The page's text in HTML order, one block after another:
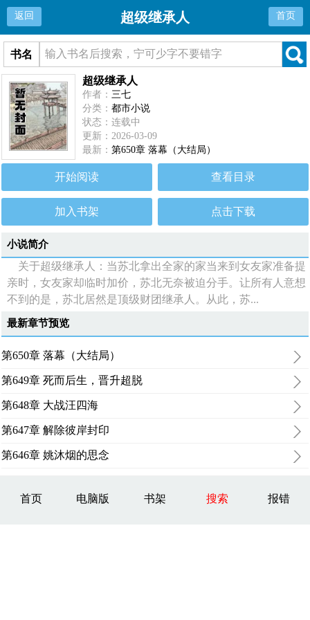
返回 超级继承人 首页
书名
超级继承人
作者：三七
分类：都市小说
状态：连载中
更新：2026-03-09
最新：第650章 落幕（大结局）
开始阅读 查看目录
加入书架 点击下载
小说简介
关于超级继承人：当苏北拿出全家的家当来到女友家准备提
亲时，女友家却临时加价，苏北无奈被迫分手。让所有人意想
不到的是，苏北居然是顶级财团继承人。从此，苏...
最新章节预览
第650章 落幕（大结局）
第649章 死而后生，晋升超脱
第648章 大战汪四海
第647章 解除彼岸封印
第646章 姚沐烟的思念
首页 电脑版 书架 搜索 报错